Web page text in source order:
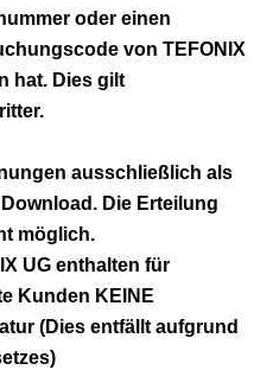
oder einen
von TEFONIX
hat. Dies gilt
ausschließlich als
Die Erteilung
möglich.
UG enthalten für
Kunden KEINE
(Dies entfällt aufgrund